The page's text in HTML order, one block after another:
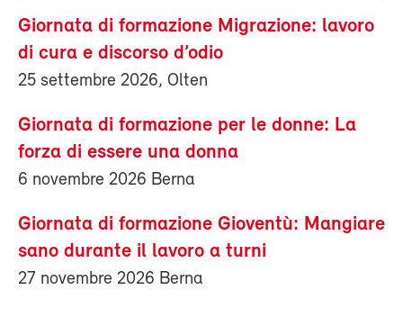
Giornata di formazione Migrazione: lavoro
di cura e discorso d’odio
25 settembre 2026, Olten
Giornata di formazione per le donne: La
forza di essere una donna
6 novembre 2026 Berna
Giornata di formazione Gioventù: Mangiare
sano durante il lavoro a turni
27 novembre 2026 Berna